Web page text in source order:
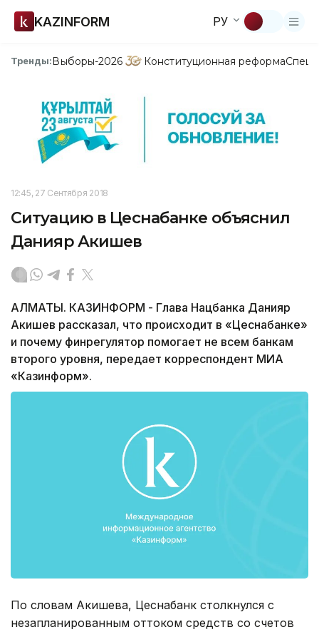
KAZINFORM РУ
Тренды:Выборы-2026 Конституционная реформа
12:45, 27 Сентября 2018
Ситуацию в Цеснабанке объяснил
Данияр Акишев
АЛМАТЫ. КАЗИНФОРМ - Глава Нацбанка Данияр
Акишев рассказал, что происходит в «Цеснабанке»
и почему финрегулятор помогает не всем банкам
второго уровня, передает корреспондент МИА
«Казинформ».
По словам Акишева, Цеснабанк столкнулся с
незапланированным оттоком средств со счетов